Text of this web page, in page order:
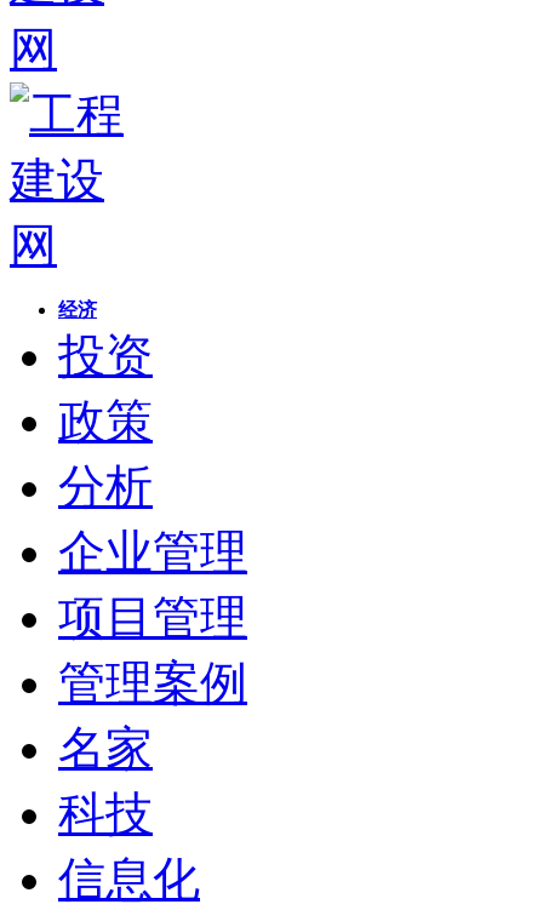
经济
投资
政策
分析
企业管理
项目管理
管理案例
名家
科技
信息化